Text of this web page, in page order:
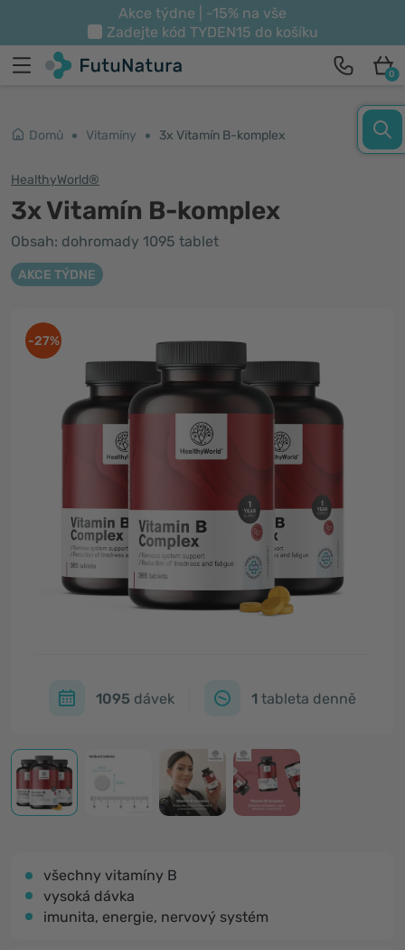
Akce týdne | -15% na vše
Zadejte kód TYDEN15 do košíku
0
Domů Vitamíny 3x Vitamín B-komplex
HealthyWorld®
3x Vitamín B-komplex
Obsah: dohromady 1095 tablet
AKCE TÝDNE
-27%
1095 dávek 1 tableta denně
všechny vitamíny B
vysoká dávka
imunita, energie, nervový systém